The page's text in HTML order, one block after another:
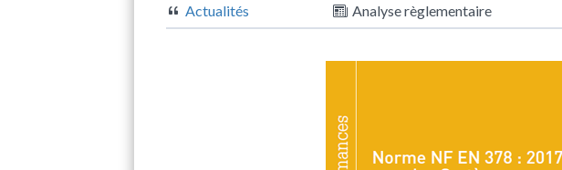
Actualités Analyse règlementaire